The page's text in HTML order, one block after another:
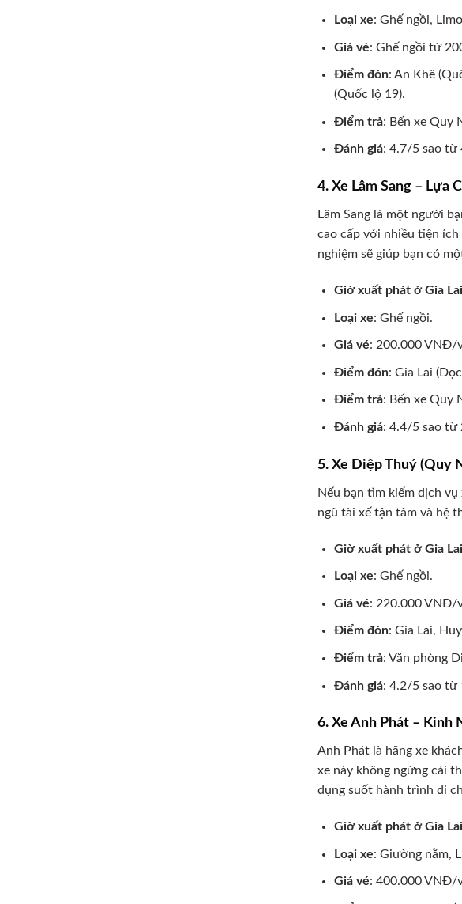
Loại xe: Ghế ngồi,
Giá vé: Ghế ngồi từ
Điểm đón: An Khê
(Quốc lộ 19).
Điểm trả: Bến xe Quy
Đánh giá: 4.7/5 sao từ
4. Xe Lâm Sang – Lựa
Lâm Sang là một người
cao cấp với nhiều tiện
nghiệm sẽ giúp bạn có
Giờ xuất phát ở Gia Lai
Loại xe: Ghế ngồi.
Giá vé: 200.000 VNĐ/
Điểm đón: Gia Lai
Điểm trả: Bến xe Quy
Đánh giá: 4.4/5 sao từ
5. Xe Diệp Thuý (Quy
Nếu bạn tìm kiếm dịch
ngũ tài xế tận tâm và hệ
Giờ xuất phát ở Gia Lai
Loại xe: Ghế ngồi.
Giá vé: 220.000 VNĐ/
Điểm đón: Gia Lai,
Điểm trả: Văn phòng
Đánh giá: 4.2/5 sao từ
6. Xe Anh Phát – Kinh
Anh Phát là hãng xe
xe này không ngừng cải
dụng suốt hành trình di
Giờ xuất phát ở Gia Lai
Loại xe: Giường nằm,
Giá vé: 400.000 VNĐ/